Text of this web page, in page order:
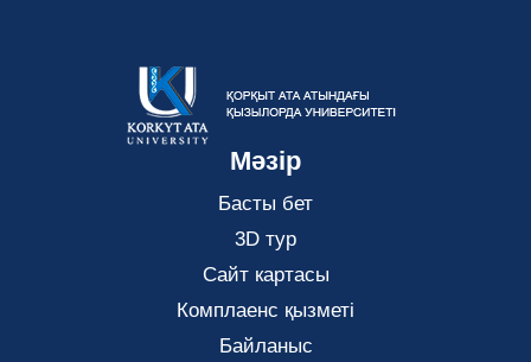
Мәзір
Басты бет
3D тур
Сайт картасы
Комплаенс қызметі
Байланыс